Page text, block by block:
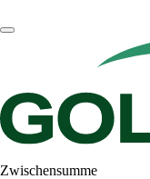
Zwischensumme